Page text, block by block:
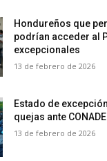
Hondureños que
podrían acceder al
excepcionales
13 de febrero de 2026
Estado de
quejas ante
13 de febrero de 2026